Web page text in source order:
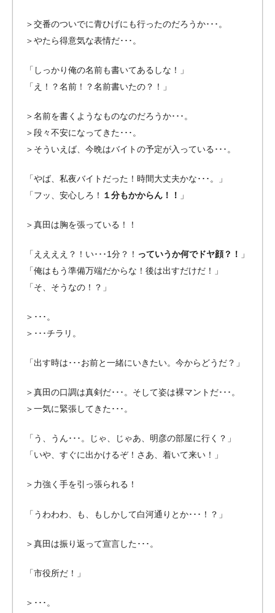
＞交番のついでに青ひげにも行ったのだろうか･･･。
＞やたら得意気な表情だ･･･。
「 しっかり俺の名前も書いてあるしな！」
「え！？名前！？名前書いたの？！」
＞名前を書くようなものなのだろうか･･･。
＞段々不安になってきた･･･。
＞そういえば、今晩はバイトの予定が入っている･･･。
「やば、私夜バイトだった！時間大丈夫かな･･･。」
「フッ、安心しろ！ １分もかからん！！ 」
＞真田は胸を張っている！！
「ええええ？！い･･･1分？！ っていうか何でドヤ顔？！
」
「俺はもう準備万端だからな！後は出すだけだ！」
「そ、そうなの ！ ？」
＞ ･･･。
＞･･･チラリ。
「出す時は･･･お前と一緒にいきたい。今からどうだ？」
＞真田の口調は真剣だ･･･。そして姿は裸マントだ･･･。
＞一気に緊張してきた･･･。
「う、うん･･･。じゃ、じゃあ、明彦の部屋に行く？」
「いや、すぐに出かけるぞ！さあ、着いて来い！」
＞力強く手を引っ張られる！
「うわわわ、も、もしかして白河通りとか･･･！？」
＞真田は振り返って宣言した･･･。
「市役所だ！」
＞･･･。